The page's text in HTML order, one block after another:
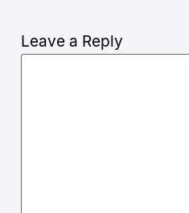
Leave a Reply